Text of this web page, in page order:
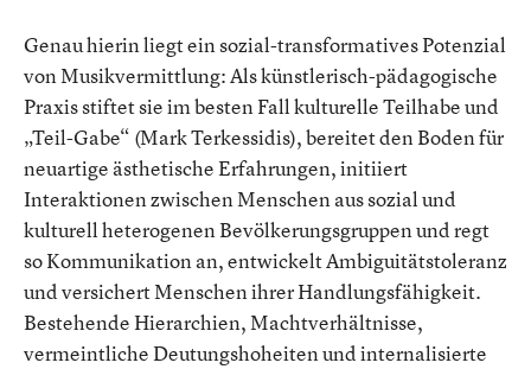
Genau hierin liegt ein sozial-transformatives Potenzial
von Musikvermittlung: Als künstlerisch-pädagogische
Praxis stiftet sie im besten Fall kulturelle Teilhabe und
„Teil-Gabe“ (Mark Terkessidis), bereitet den Boden für
neuartige ästhetische Erfahrungen, initiiert
Interaktionen zwischen Menschen aus sozial und
kulturell heterogenen Bevölkerungsgruppen und regt
so Kommunikation an, entwickelt Ambiguitätstoleranz
und versichert Menschen ihrer Handlungsfähigkeit.
Bestehende Hierarchien, Machtverhältnisse,
vermeintliche Deutungshoheiten und internalisierte